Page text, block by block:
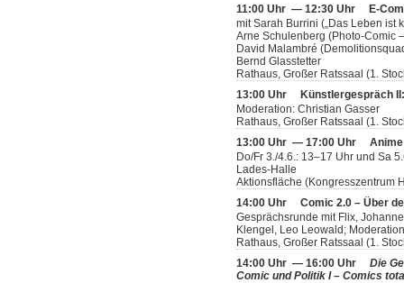
11:00 Uhr — 12:30 Uhr
E-
mit Sarah Burrini („Das Leben ist
Arne Schulenberg (Photo-Comic
David Malambré
Bernd Glasstetter
Rathaus, Großer Ratssaal (1.
13:00 Uhr
Künstlergespräch
Moderation: Christian Gasser
Rathaus, Großer Ratssaal (1.
13:00 Uhr — 17:00 Uhr
Do/Fr 3./4.6.: 13–17 Uhr und Sa
Lades-Halle
Aktionsfläche (Kongresszentrum
14:00 Uhr Comic 2.0 – Über
Gesprächsrunde mit Flix,
Klengel, Leo Leowald;
Rathaus, Großer Ratssaal (1.
14:00 Uhr — 16:00 Uhr Die
Comic und Politik I – Comics